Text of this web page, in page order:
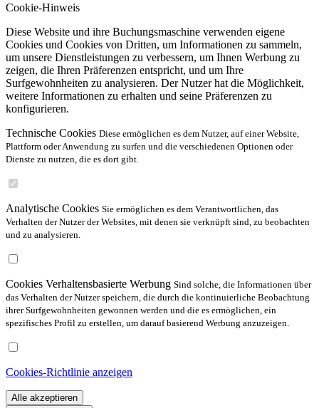
Cookie-Hinweis
Diese Website und ihre Buchungsmaschine verwenden eigene
Cookies und Cookies von Dritten, um Informationen zu sammeln,
um unsere Dienstleistungen zu verbessern, um Ihnen Werbung zu
zeigen, die Ihren Präferenzen entspricht, und um Ihre
Surfgewohnheiten zu analysieren. Der Nutzer hat die Möglichkeit,
weitere Informationen zu erhalten und seine Präferenzen zu
konfigurieren.
Technische Cookies Diese ermöglichen es dem Nutzer, auf einer Website,
Plattform oder Anwendung zu surfen und die verschiedenen Optionen oder
Dienste zu nutzen, die es dort gibt.
Analytische Cookies Sie ermöglichen es dem Verantwortlichen, das
Verhalten der Nutzer der Websites, mit denen sie verknüpft sind, zu beobachten
und zu analysieren.
Cookies Verhaltensbasierte Werbung Sind solche, die Informationen über
das Verhalten der Nutzer speichern, die durch die kontinuierliche Beobachtung
ihrer Surfgewohnheiten gewonnen werden und die es ermöglichen, ein
spezifisches Profil zu erstellen, um darauf basierend Werbung anzuzeigen.
Cookies-Richtlinie anzeigen